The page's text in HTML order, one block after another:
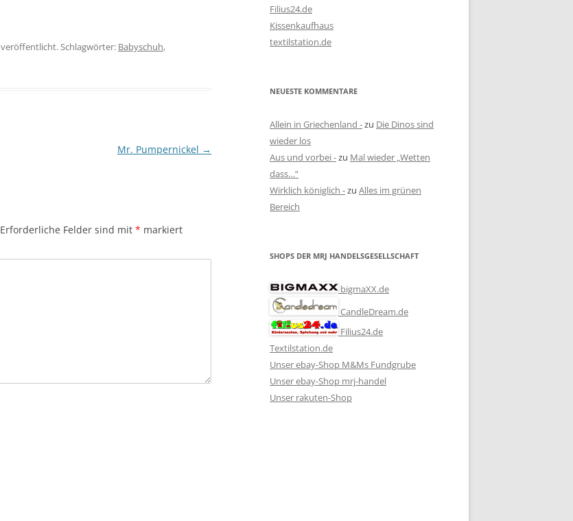
veröffentlicht. Schlagwörter: Babyschuh,
Mr. Pumpernickel →
Erforderliche Felder sind mit * markiert
Filius24.de
Kissenkaufhaus
textilstation.de
NEUESTE KOMMENTARE
Allein in Griechenland -zu Die Dinos sind
wieder los
Aus und vorbei -zu Mal wieder „Wetten
dass…“
Wirklich königlich -zu Alles im grünen
Bereich
SHOPS DER MRJ HANDELSGESELLSCHAFT
bigmaXX.de
CandleDream.de
Filius24.de
Textilstation.de
Unser ebay-Shop M&Ms Fundgrube
Unser ebay-Shop mrj-handel
Unser rakuten-Shop